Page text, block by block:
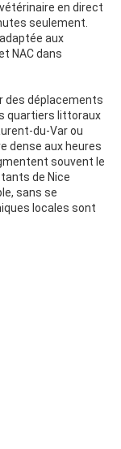
en direct
seulement.
aux
NAC dans
des déplacements
quartiers littoraux
du-Var ou
dense aux heures
souvent le
de Nice
sans se
locales sont